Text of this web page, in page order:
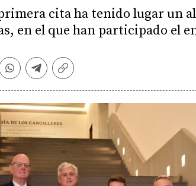
cita ha tenido lugar un
en el que han participado el
Whatsapp
Telegram
Copiar